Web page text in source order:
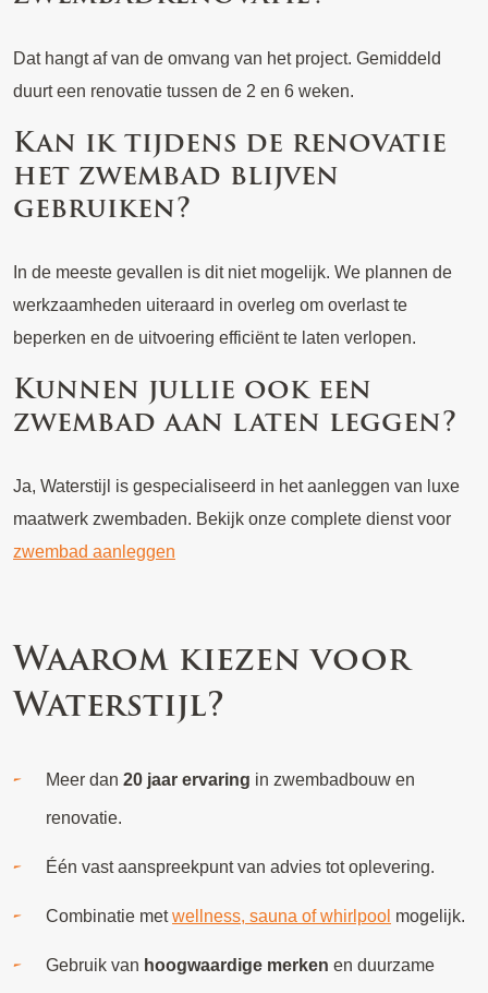
Dat hangt af van de omvang van het project. Gemiddeld
duurt een renovatie tussen de 2 en 6 weken.
Kan ik tijdens de renovatie
het zwembad blijven
gebruiken?
In de meeste gevallen is dit niet mogelijk. We plannen de
werkzaamheden uiteraard in overleg om overlast te
beperken en de uitvoering efficiënt te laten verlopen.
Kunnen jullie ook een
zwembad aan laten leggen?
Ja, Waterstijl is gespecialiseerd in het aanleggen van luxe
maatwerk zwembaden. Bekijk onze complete dienst voor
zwembad aanleggen
Waarom kiezen voor
Waterstijl?
Meer dan 20 jaar ervaring in zwembadbouw en
renovatie.
Één vast aanspreekpunt van advies tot oplevering.
Combinatie metwellness, sauna of whirlpool mogelijk.
Gebruik van hoogwaardige merken en duurzame